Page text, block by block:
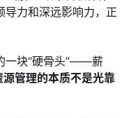
导力和深远影响力，正
一块“硬骨头”——薪
源管理的本质不是光靠